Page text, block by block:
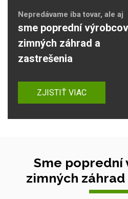
Nepredávame iba tovar, ale aj
sme poprední
zimných záhrad a
zastrešenia
ZJISTIŤ VIAC
Sme poprední
zimných